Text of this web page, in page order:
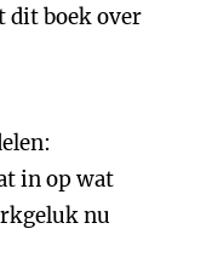
dit boek over
in op wat
nu